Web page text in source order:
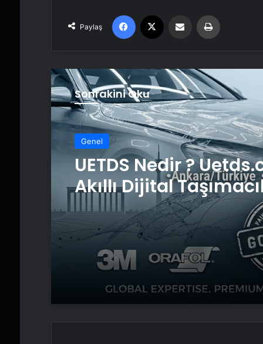
Paylaş
Facebook Email'den paylaş
Sonrakini Oku
Genel
UETDS Nedir ?
Akıllı Dijital
Yazılımı